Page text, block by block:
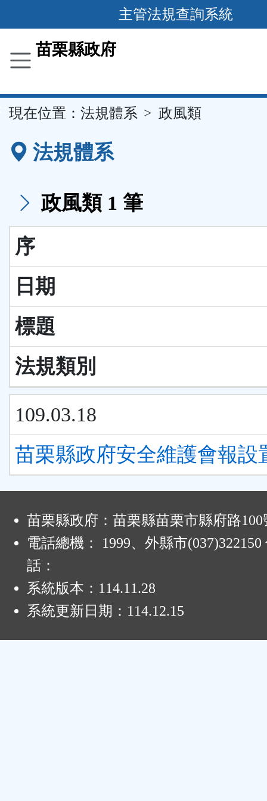
到
要
容
區
主管法規查詢系統
苗栗縣政府
現在位置： 法規體系 政風類
法規體系
政風類 1 筆
序
日期
標題
法規類別
109.03.18
苗栗縣政府安全維護會報設
苗栗縣政府：苗栗縣苗栗市縣府路100
電話總機： 1999、外縣市(037)322150
話：
系統版本： 114.11.28
系統更新日期： 114.12.15